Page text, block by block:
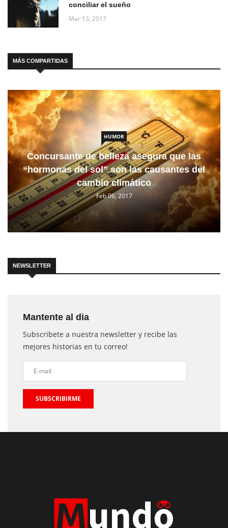
conciliar el sueño
Mar 13, 2017
MÁS COMPARTIDAS
HUMOR
Concursante de belleza asegura que las
“hormonas del sol” son las causantes del
cambio climático
Feb 06, 2017
NEWSLETTER
Mantente al dia
Subscribete a nuestra newsletter y recibe las
mejores historias en tu correo!
SUBSCRIBIRME